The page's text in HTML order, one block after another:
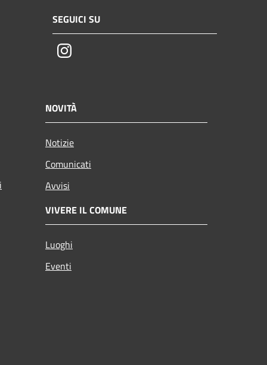
SEGUICI SU
Instagram
NOVITÀ
Notizie
Comunicati
Avvisi
VIVERE IL COMUNE
Luoghi
Eventi